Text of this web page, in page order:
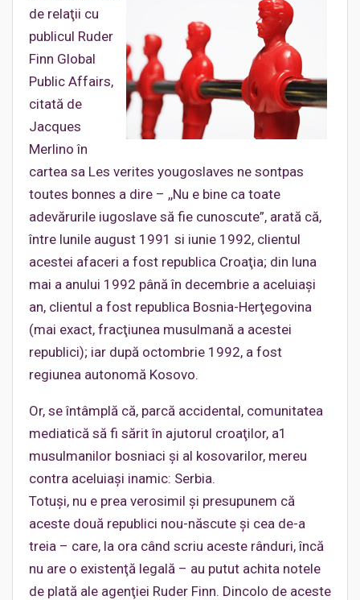
de relaţii cu
publicul Ruder
Finn Global
Public Affairs,
citată de
Jacques
Merlino în
cartea sa Les verites yougoslaves ne sontpas
toutes bonnes a dire – ,,Nu e bine ca toate
adevărurile iugoslave să fie cunoscute”, arată că,
între lunile august 1991 si iunie 1992, clientul
acestei afaceri a fost republica Croaţia; din luna
mai a anului 1992 până în decembrie a aceluiaşi
an, clientul a fost republica Bosnia-Herţegovina
(mai exact, fracţiunea musulmană a acestei
republici); iar după octombrie 1992, a fost
regiunea autonomă Kosovo.
Or, se întâmplă că, parcă accidental, comunitatea
mediatică să fi sărit în ajutorul croaţilor, a1
musulmanilor bosniaci şi al kosovarilor, mereu
contra aceluiaşi inamic: Serbia.
Totuşi, nu e prea verosimil şi presupunem că
aceste două republici nou-născute şi cea de-a
treia – care, la ora când scriu aceste rânduri, încă
nu are o existenţă legală – au putut achita notele
de plată ale agenţiei Ruder Finn. Dincolo de aceste